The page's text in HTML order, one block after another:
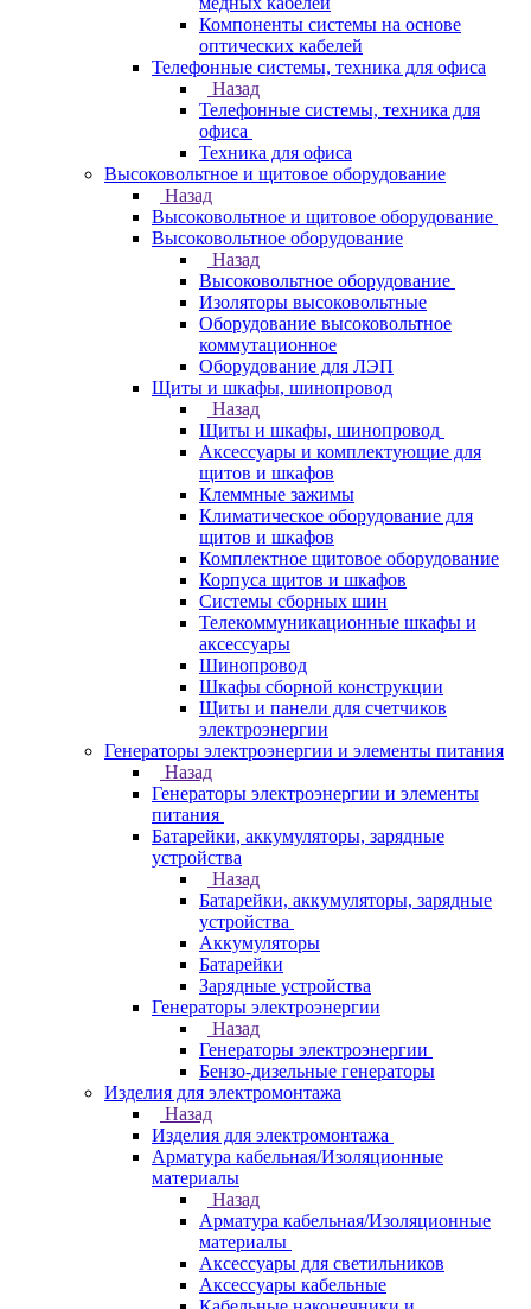
Компоненты системы на основе
оптических кабелей
Телефонные системы, техника для офиса
Назад
Телефонные системы, техника для
офиса
Техника для офиса
Высоковольтное и щитовое оборудование
Назад
Высоковольтное и щитовое оборудование
Высоковольтное оборудование
Назад
Высоковольтное оборудование
Изоляторы высоковольтные
Оборудование высоковольтное
коммутационное
Оборудование для ЛЭП
Щиты и шкафы, шинопровод
Назад
Щиты и шкафы, шинопровод
Аксессуары и комплектующие для
щитов и шкафов
Клеммные зажимы
Климатическое оборудование для
щитов и шкафов
Комплектное щитовое оборудование
Корпуса щитов и шкафов
Системы сборных шин
Телекоммуникационные шкафы и
аксессуары
Шинопровод
Шкафы сборной конструкции
Щиты и панели для счетчиков
электроэнергии
Генераторы электроэнергии и элементы питания
Назад
Генераторы электроэнергии и элементы
питания
Батарейки, аккумуляторы, зарядные
устройства
Назад
Батарейки, аккумуляторы, зарядные
устройства
Аккумуляторы
Батарейки
Зарядные устройства
Генераторы электроэнергии
Назад
Генераторы электроэнергии
Бензо-дизельные генераторы
Изделия для электромонтажа
Назад
Изделия для электромонтажа
Арматура кабельная/Изоляционные
материалы
Назад
Арматура кабельная/Изоляционные
материалы
Аксессуары для светильников
Аксессуары кабельные